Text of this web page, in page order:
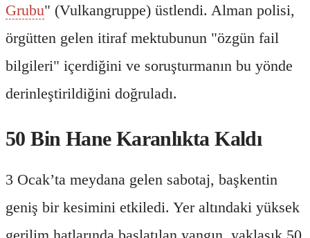
Grubu" (Vulkangruppe) üstlendi. Alman polisi,
örgütten gelen itiraf mektubunun "özgün fail
bilgileri" içerdiğini ve soruşturmanın bu yönde
derinleştirildiğini doğruladı.
50 Bin Hane Karanlıkta Kaldı
3 Ocak’ta meydana gelen sabotaj, başkentin
geniş bir kesimini etkiledi. Yer altındaki yüksek